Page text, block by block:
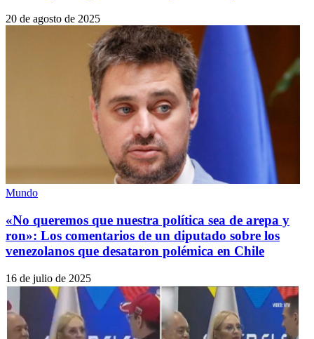
20 de agosto de 2025
Mundo
«No queremos que nuestra política sea de arepa y
ron»: Los comentarios de un diputado sobre los
venezolanos que desataron polémica en Chile
16 de julio de 2025